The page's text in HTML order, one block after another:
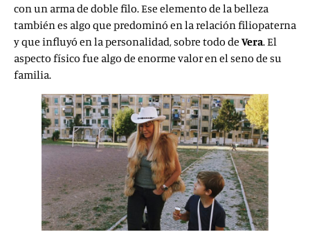
con un arma de doble filo. Ese elemento de la belleza
también es algo que predominó en la relación filiopaterna
y que influyó en la personalidad, sobre todo deVera. El
aspecto físico fue algo de enorme valor en el seno de su
familia.